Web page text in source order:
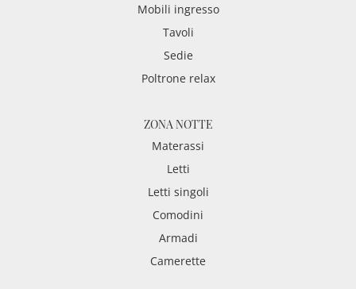
Mobili ingresso
Tavoli
Sedie
Poltrone relax
ZONA NOTTE
Materassi
Letti
Letti singoli
Comodini
Armadi
Camerette